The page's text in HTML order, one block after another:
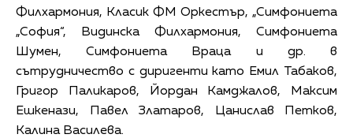
Филхармония, Класик ФМ Оркестър, „Симфониета
„София“, Видинска Филхармония, Симфониета
Шумен, Симфониета Враца и др. в
сътрудничество с диригенти като Емил Табаков,
Григор Паликаров, Йордан Камджалов, Максим
Ешкенази, Павел Златаров, Цанислав Петков,
Калина Василева.